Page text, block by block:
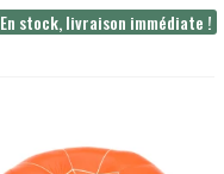
En stock, livraison immédiate !